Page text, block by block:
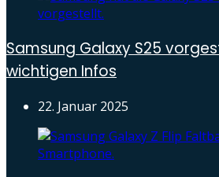
Samsung Galaxy S25
wichtigen Infos
22. Januar 2025